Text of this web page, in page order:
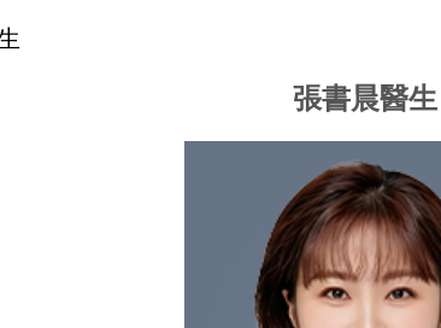
張書晨醫生